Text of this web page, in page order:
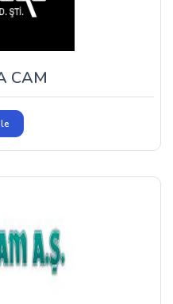
CAM